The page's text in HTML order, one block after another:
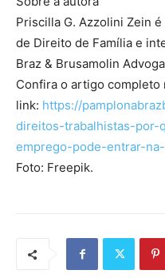
Priscilla G. Azzolini Zein
de Direito de Família e
Braz & Brusamolin
Confira o artigo completo
link: https://
direitos-trabalhistas-por-
emprego-pode-entrar-
Foto: Freepik.